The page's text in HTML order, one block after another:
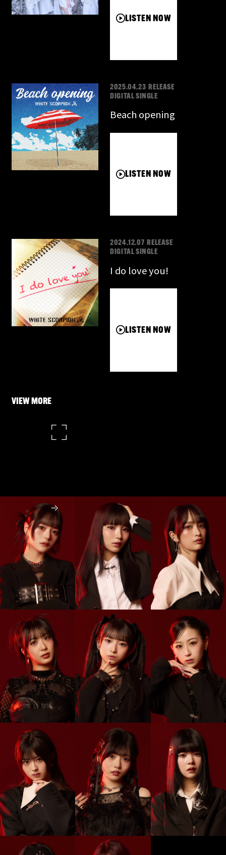
VIEW MORE
LISTEN NOW
2025.04.23 RELEASE
DIGITAL SINGLE
Beach opening
LISTEN NOW
2024.12.07 RELEASE
DIGITAL SINGLE
I do love you!
LISTEN NOW